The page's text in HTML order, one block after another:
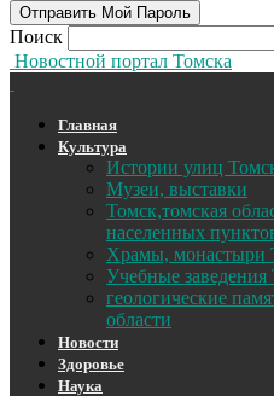
Поиск
Новостной портал Томска
Главная
Культура
Истории улиц
Музеи, выставки
Томск,томская
населенных
Храмы, монастыри
Учебные заведения
геологические
области
Новости
Здоровье
Наука